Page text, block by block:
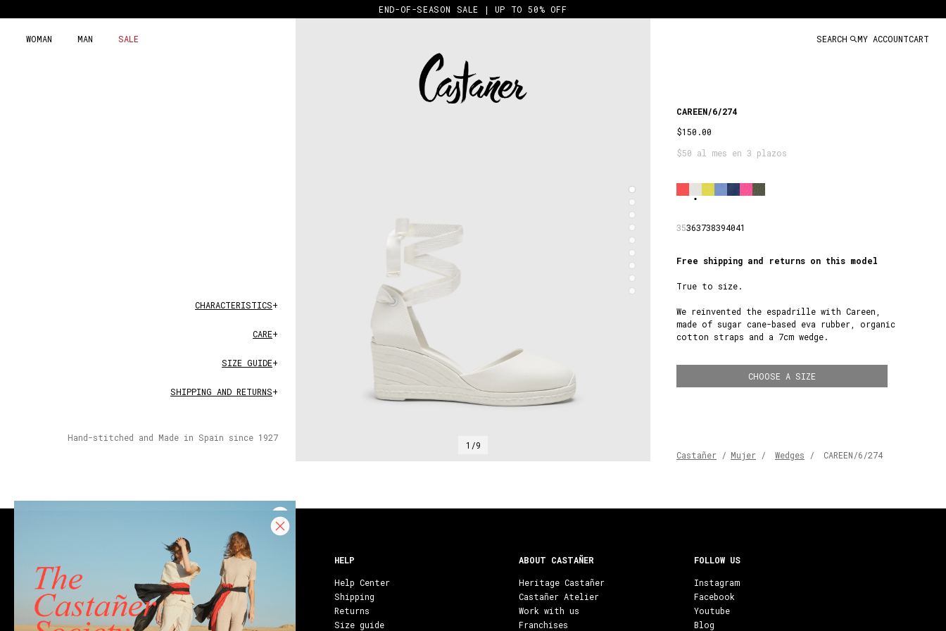
to
END-OF-SEASON SALE | UP TO 50% OFF
WOMAN MAN SALE SEARCH MY ACCOUNTCART
CHARACTERISTICS+
CARE+
SIZE GUIDE+
SHIPPING AND RETURNS+
Hand-stitched and Made in Spain since 1927
1/9
CAREEN/6/274
$150.00
$50 al mes en 3 plazos
35363738394041
Free shipping and returns on this model
True to size.
We reinvented the espadrille with Careen,
made of sugar cane-based eva rubber, organic
cotton straps and a 7cm wedge.
CHOOSE A SIZE
Castañer / Mujer / Wedges / CAREEN/6/274
CONTACT
Email
Chat
HELP
Help Center
Shipping
Returns
Size guide
ABOUT CASTAÑER
Heritage Castañer
Castañer Atelier
Work with us
Franchises
FOLLOW US
Instagram
Facebook
Youtube
Blog